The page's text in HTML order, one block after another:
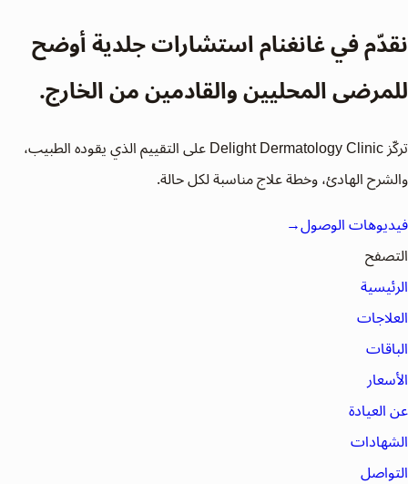
نقدّم في غانغنام استشارات جلدية أوضح
للمرضى المحليين والقادمين من الخارج.
تركّز Delight Dermatology Clinic على التقييم الذي يقوده الطبيب،
والشرح الهادئ، وخطة علاج مناسبة لكل حالة.
فيديوهات الوصول→
التصفح
الرئيسية
العلاجات
الباقات
الأسعار
عن العيادة
الشهادات
التواصل